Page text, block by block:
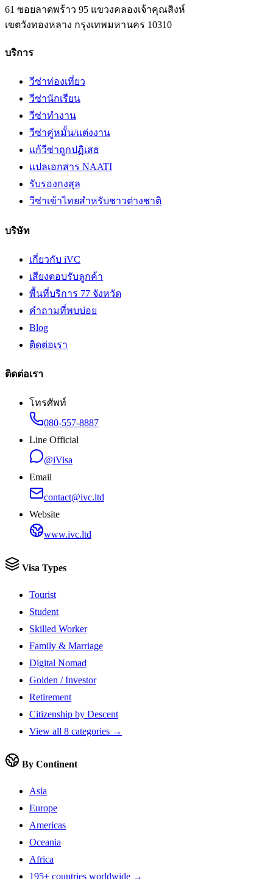
61 ซอยลาดพร้าว 95 แขวงคลองเจ้าคุณสิงห์
เขตวังทองหลาง กรุงเทพมหานคร 10310
บริการ
วีซ่าท่องเที่ยว
วีซ่านักเรียน
วีซ่าทำงาน
วีซ่าคู่หมั้น/แต่งงาน
แก้วีซ่าถูกปฏิเสธ
แปลเอกสาร NAATI
รับรองกงสุล
วีซ่าเข้าไทยสำหรับชาวต่างชาติ
บริษัท
เกี่ยวกับ iVC
เสียงตอบรับลูกค้า
พื้นที่บริการ 77 จังหวัด
คำถามที่พบบ่อย
Blog
ติดต่อเรา
ติดต่อเรา
โทรศัพท์
080-557-8887
Line Official
@iVisa
Email
contact@ivc.ltd
Website
www.ivc.ltd
Visa Types
Tourist
Student
Skilled Worker
Family & Marriage
Digital Nomad
Golden / Investor
Retirement
Citizenship by Descent
View all 8 categories →
By Continent
Asia
Europe
Americas
Oceania
Africa
195+ countries worldwide →